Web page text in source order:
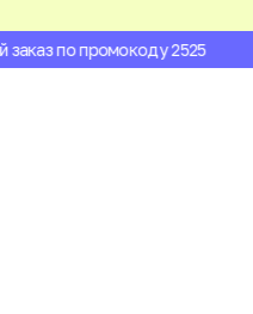
по промокоду 2525